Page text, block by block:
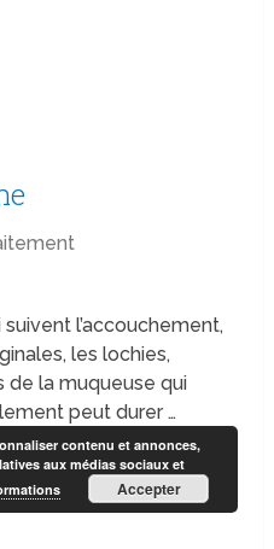
l’accouchement,
les lochies,
de la muqueuse qui
peut durer …
contenu et annonces,
aux médias sociaux et
Accepter